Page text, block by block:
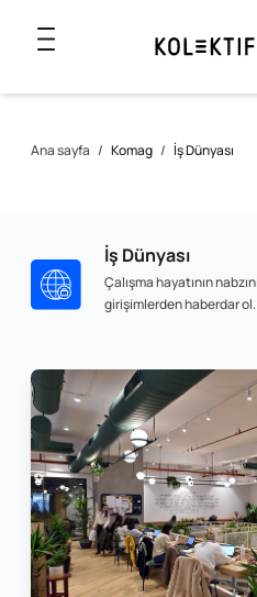
Ana sayfa / Komag / İş Dünyası
İş Dünyası
Çalışma hayatının
girişimlerden haberdar ol.